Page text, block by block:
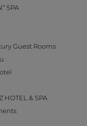
SPA
Guest Rooms
HOTEL & SPA